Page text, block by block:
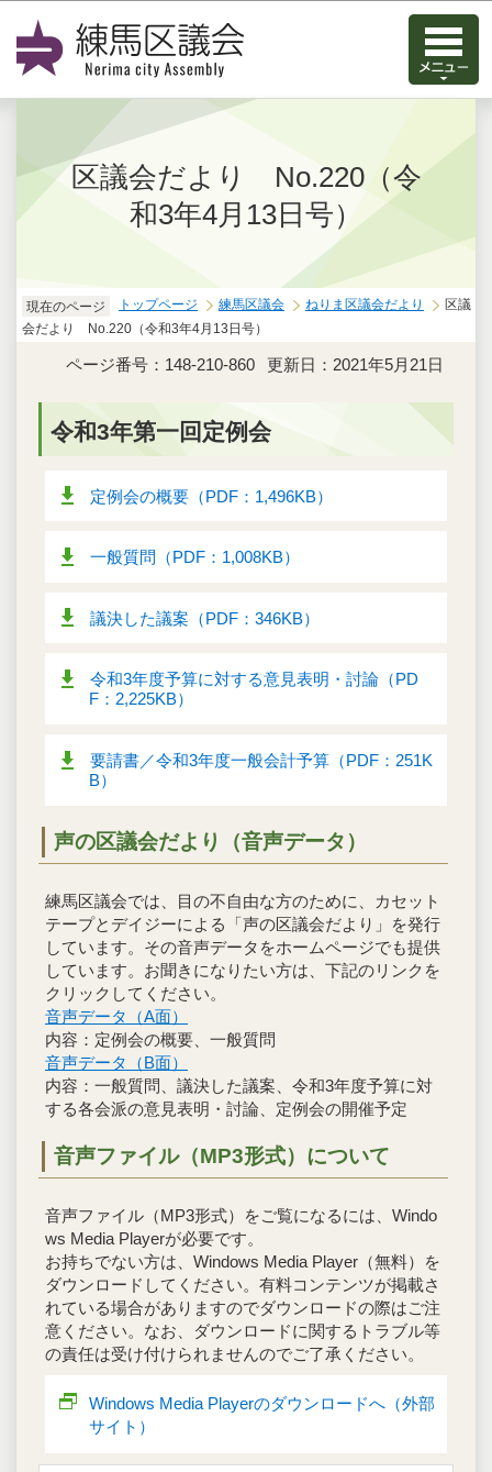
区議会だより No.220（令
和3年4月13日号）
現在のページ トップページ 練馬区議会 ねりま区議会だより
区議
会だより No.220（令和3年4月13日号）
ページ番号：148-210-860 更新日：2021年5月21日
令和3年第一回定例会
定例会の概要（PDF：1,496KB）
一般質問（PDF：1,008KB）
議決した議案（PDF：346KB）
令和3年度予算に対する意見表明・討論（PD
F：2,225KB）
要請書／令和3年度一般会計予算（PDF：251K
B）
声の区議会だより（音声データ）
練馬区議会では、目の不自由な方のために、カセット
テープとデイジーによる「声の区議会だより」を発行
しています。その音声データをホームページでも提供
しています。お聞きになりたい方は、下記のリンクを
クリックしてください。
音声データ（A面）
内容：定例会の概要、一般質問
音声データ（B面）
内容：一般質問、議決した議案、令和3年度予算に対
する各会派の意見表明・討論、定例会の開催予定
音声ファイル（MP3形式）について
音声ファイル（MP3形式）をご覧になるには、Windo
ws Media Playerが必要です。
お持ちでない方は、Windows Media Player（無料）を
ダウンロードしてください。有料コンテンツが掲載さ
れている場合がありますのでダウンロードの際はご注
意ください。なお、ダウンロードに関するトラブル等
の責任は受け付けられませんのでご了承ください。
Windows Media Playerのダウンロードへ（外部
サイト）